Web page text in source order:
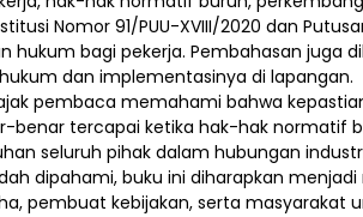
Nomor 91/PUU-XVIII/2020 dan
bagi pekerja. Pembahasan juga
dan implementasinya di lapangan.
pembaca memahami bahwa
tercapai ketika hak-hak normatif
seluruh pihak dalam hubungan
dipahami, buku ini diharapkan
pembuat kebijakan, serta